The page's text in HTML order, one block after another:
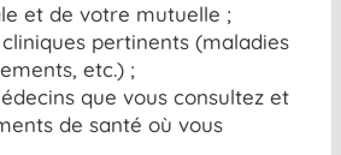
et de votre mutuelle ;
pertinents (maladies
etc.) ;
que vous consultez et
de santé où vous